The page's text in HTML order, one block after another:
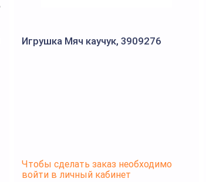
Игрушка Мяч каучук, 3909276
Чтобы сделать заказ необходимо
войти в личный кабинет